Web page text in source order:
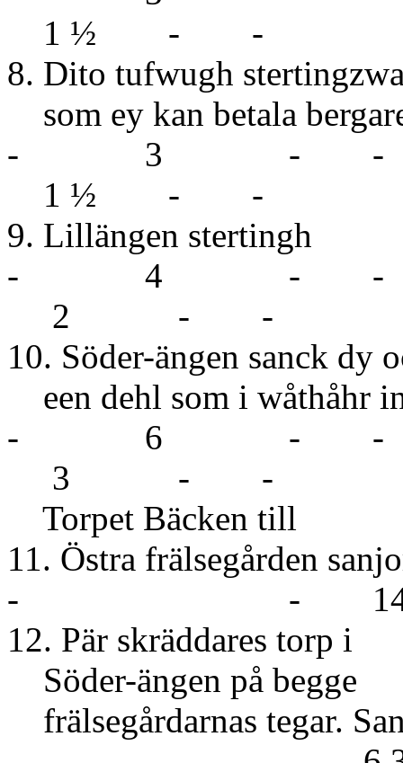
1 ½ - -
8. Dito tufwugh
som ey kan
- 3 -
1 ½ - -
9.
- 4 -
2 - -
10. Söder-ängen sanck dy
een dehl som i
- 6 -
3 - - 1
Torpet Bäcken till
11. Östra
- - 14
12. Pär skräddares torp i
Söder-ängen på begge